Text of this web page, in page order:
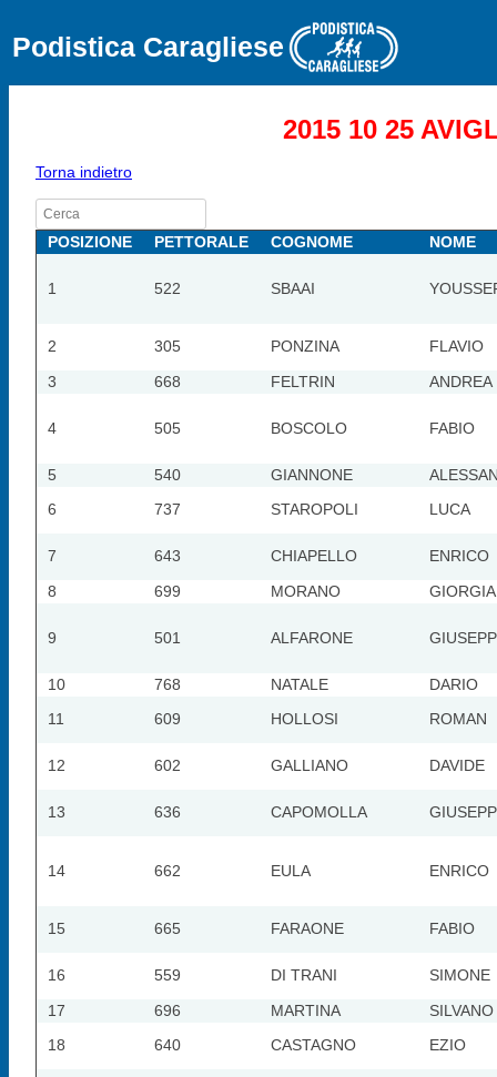
Podistica Caragliese
2015 10 25
Torna indietro
POSIZIONE PETTORALE COGNOME NOME
1 522 SBAAI
2 305 PONZINA
FLAVIO
3
668 FELTRIN ANDREA
4 505 BOSCOLO FABIO
5 540 GIANNONE
6
737 STAROPOLI LUCA
7 643 CHIAPELLO
ENRICO
8
699 MORANO GIORGIA
9 501 ALFARONE
10 768 NATALE
DARIO
11
609 HOLLOSI ROMAN
12 602 GALLIANO DAVIDE
13 636 CAPOMOLLA
14 662 EULA ENRICO
15 665 FARAONE FABIO
16 559 DI TRANI
SIMONE
17
696 MARTINA
SILVANO
18
640 CASTAGNO EZIO